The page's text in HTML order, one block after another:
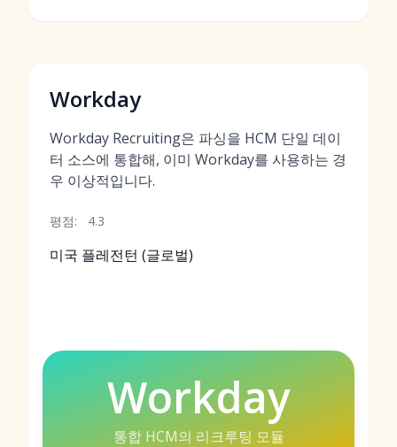
Workday
Workday Recruiting은 파싱을 HCM 단일 데이
터 소스에 통합해, 이미 Workday를 사용하는 경
우 이상적입니다.
평점: 4.3
미국 플레전턴 (글로벌)
Workday
통합 HCM의 리크루팅 모듈